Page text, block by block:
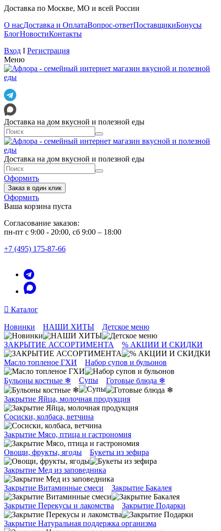
Доставка по Москве, МО и всей России
О насДоставка и ОплатаВопрос-ответПоставщикиБонусы
БлогНовостиКонтакты
Вход I Регистрация
Меню
Доставка на дом вкусной и полезной еды
Доставка на дом вкусной и полезной еды
Оформить
Заказ в один клик
Оформить
Ваша корзина пуста
Согласование заказов:
пн-пт с 9:00 - 20:00, сб 9:00 – 18:00
+7 (495) 175-87-66
Каталог
Новинки НАШИ ХИТЫ Детское меню
ЗАКРЫТИЕ АССОРТИМЕНТА % АКЦИИ И СКИДКИ
Масло топленое ГХИ Набор супов и бульонов
Бульоны костные ❄ Супы Готовые блюда ❄
Закрытие Яйца, молочная продукция
Сосиски, колбаса, ветчина
Закрытие Мясо, птица и гастрономия
Овощи, фрукты, ягоды Букеты из зефира
Закрытие Мед из заповедника
Закрытие Витаминные смеси Закрытие Бакалея
Закрытие Перекусы и лакомства Закрытие Подарки
Закрытие Натуральная поддержка организма